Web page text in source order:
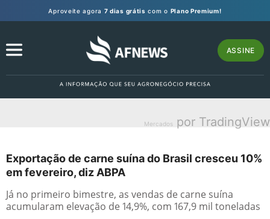
Aproveite agora 7 dias grátis com o Plano Premium!
ASSINE
Mercados por TradingView
Exportação de carne suína do Brasil cresceu 10%
em fevereiro, diz ABPA
Já no primeiro bimestre, as vendas de carne suína
acumularam elevação de 14,9%, com 167,9 mil toneladas